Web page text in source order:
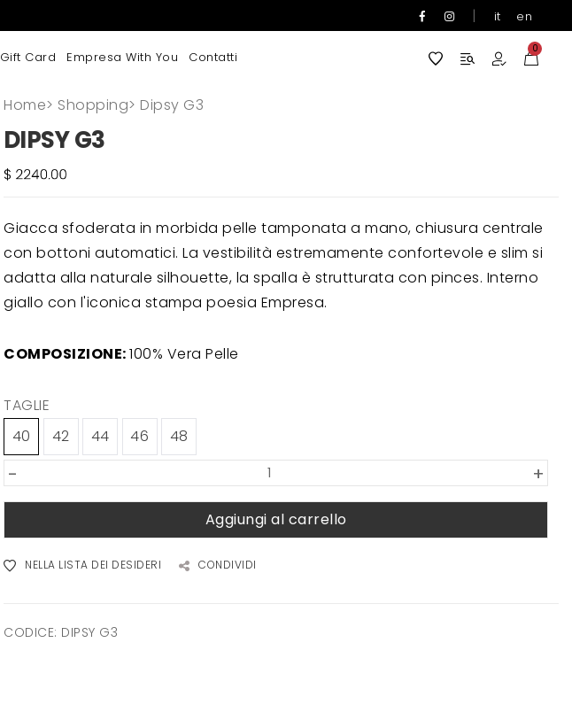
| it en
Gift Card Empresa With You Contatti
0
Home> Shopping> Dipsy G3
DIPSY G3
Giacca sfoderata in morbida pelle tamponata a mano, chiusura centrale
con bottoni automatici. La vestibilità estremamente confortevole e slim si
adatta alla naturale silhouette, la spalla è strutturata con pinces. Interno
giallo con l'iconica stampa poesia Empresa.
COMPOSIZIONE:100% Vera Pelle
TAGLIE
40
42 44 46 48
+
-
Aggiungi al carrello
NELLA LISTA DEI DESIDERI CONDIVIDI
CODICE: DIPSY G3